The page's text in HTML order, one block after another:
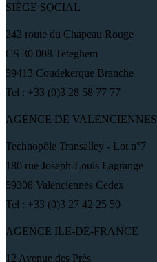
SIÈGE SOCIAL
242 route du Chapeau Rouge
CS 30 008 Teteghem
59413 Coudekerque Branche
Tel : +33 (0)3 28 58 77 77
AGENCE DE VALENCIENNES
Technopôle Transalley - Lot n°7
180 rue Joseph-Louis Lagrange
59308 Valenciennes Cedex
Tel : +33 (0)3 27 42 25 50
AGENCE ILE-DE-FRANCE
12 Avenue des Près